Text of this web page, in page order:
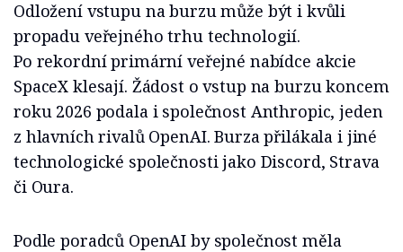
Odložení vstupu na burzu může být i kvůli
propadu veřejného trhu technologií.
Po rekordní primární veřejné nabídce akcie
SpaceX klesají. Žádost o vstup na burzu koncem
roku 2026 podala i společnost Anthropic, jeden
z hlavních rivalů OpenAI. Burza přilákala i jiné
technologické společnosti jako Discord, Strava
či Oura.
Podle poradců OpenAI by společnost měla